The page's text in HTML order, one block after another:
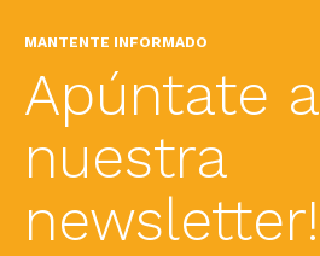
MANTENTE INFORMADO
Apúntate a
nuestra
newsletter!